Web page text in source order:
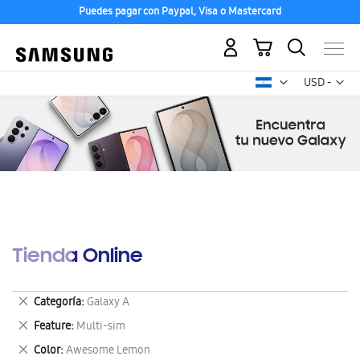
Puedes pagar con Paypal, Visa o Mastercard
USD -
dólar
Mi carrito
Tienda Online
Categoría Galaxy A
Eliminar
este
artículo
Feature Multi-sim
Eliminar
este
Color Awesome Lemon
Eliminar